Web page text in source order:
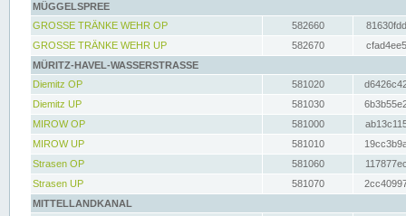
MÜGGELSPREE
GROSSE TRÄNKE WEHR OP
582660
GROSSE TRÄNKE WEHR UP
582670
MÜRITZ-HAVEL-WASSERSTRASSE
Diemitz OP
581020
Diemitz UP
581030
MIROW OP
581000
MIROW UP
581010
Strasen OP
581060
Strasen UP
581070
MITTELLANDKANAL